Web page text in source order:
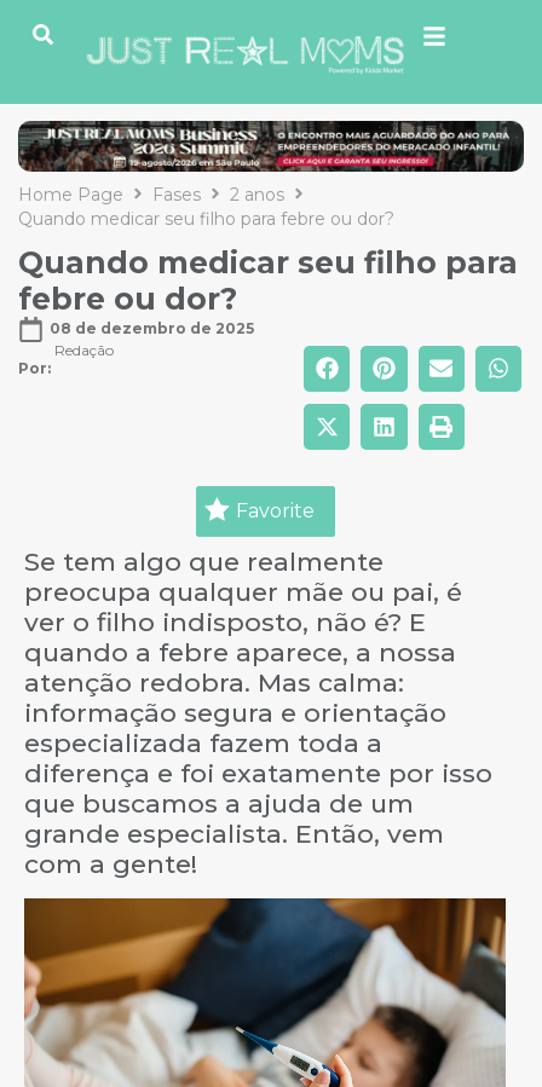
Home Page Fases
2 anos
Quando medicar seu filho para febre ou dor?
Quando medicar seu filho para
febre ou dor?
08 de dezembro de 2025
Por:
Redação
Favorite
Se tem algo que realmente
preocupa qualquer mãe ou pai, é
ver o filho indisposto, não é? E
quando a febre aparece, a nossa
atenção redobra. Mas calma:
informação segura e orientação
especializada fazem toda a
diferença e foi exatamente por isso
que buscamos a ajuda de um
grande especialista. Então, vem
com a gente!